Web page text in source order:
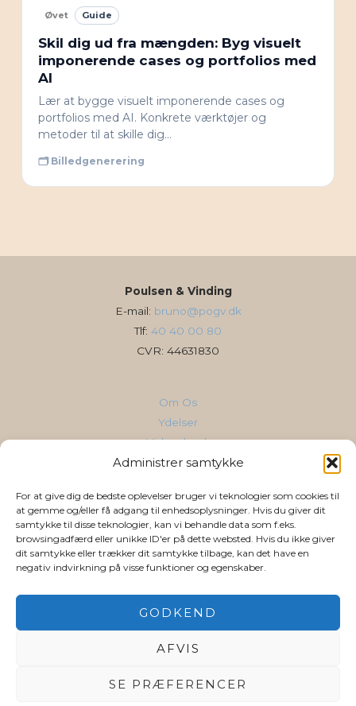
Administrer samtykke
For at give dig de bedste oplevelser bruger vi teknologier som cookies til
at gemme og/eller få adgang til enhedsoplysninger. Hvis du giver dit
samtykke til disse teknologier, kan vi behandle data som f.eks.
browsingadfærd eller unikke ID'er på dette websted. Hvis du ikke giver
dit samtykke eller trækker dit samtykke tilbage, kan det have en
negativ indvirkning på visse funktioner og egenskaber.
GODKEND
AFVIS
SE PRÆFERENCER
Øvet Guide
Skil dig ud fra mængden: Byg visuelt
imponerende cases og portfolios med
AI
Lær at bygge visuelt imponerende cases og
portfolios med AI. Konkrete værktøjer og
metoder til at skille dig…
🗂 Billedgenerering
Poulsen & Vinding
E-mail: bruno@pogv.dk
Tlf: 40 40 00 80
CVR: 44631830
Om Os
Ydelser
Vidensbank
Cases & Referencer
AI for din branche
Følg os
LinkedIn
YouTube
Privatlivs-& Cookiepolitik